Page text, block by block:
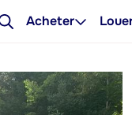
Acheter